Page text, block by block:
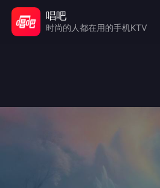
唱吧
时尚的人都在用的手机KTV